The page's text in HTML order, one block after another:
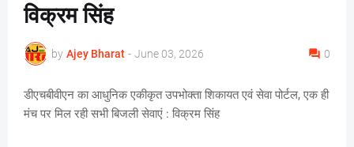
विक्रम सिंह
by Ajey Bharat - June 03, 2026 0
डीएचबीवीएन का आधुनिक एकीकृत उपभोक्ता शिकायत एवं सेवा पोर्टल, एक ही
मंच पर मिल रही सभी बिजली सेवाएं : विक्रम सिंह